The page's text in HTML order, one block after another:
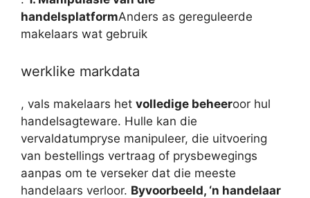
handelsplatformAnders as gereguleerde
makelaars wat gebruik
werklike markdata
, vals makelaars het volledige beheeroor hul
handelsagteware. Hulle kan die
vervaldatumpryse manipuleer, die uitvoering
van bestellings vertraag of prysbewegings
aanpas om te verseker dat die meeste
handelaars verloor. Byvoorbeeld, ‘n handelaar